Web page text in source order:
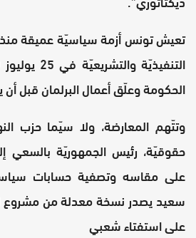
تعيش تونس أزمة سياسيّة عميقة
الحكومة وعلّق أعمال البرلمان قبل أن
وتتّهم المعارضة، ولا سيّما حزب
حقوقيّة، رئيس الجمهوريّة بالسعي
على مقاسه وتصفية حسابات
سعيد يصدر نسخة معدلة من مشروع
على استفتاء شعبي